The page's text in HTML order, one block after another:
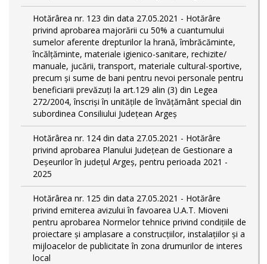
Hotărârea nr. 123 din data 27.05.2021 - Hotărâre
privind aprobarea majorării cu 50% a cuantumului
sumelor aferente drepturilor la hrană, îmbrăcăminte,
încălțăminte, materiale igienico-sanitare, rechizite/
manuale, jucării, transport, materiale cultural-sportive,
precum și sume de bani pentru nevoi personale pentru
beneficiarii prevăzuți la art.129 alin (3) din Legea
272/2004, înscriși în unitățile de învățământ special din
subordinea Consiliului Județean Argeș
Hotărârea nr. 124 din data 27.05.2021 - Hotărâre
privind aprobarea Planului Județean de Gestionare a
Deșeurilor în județul Argeș, pentru perioada 2021 -
2025
Hotărârea nr. 125 din data 27.05.2021 - Hotărâre
privind emiterea avizului în favoarea U.A.T. Mioveni
pentru aprobarea Normelor tehnice privind condiţiile de
proiectare şi amplasare a construcţiilor, instalaţiilor şi a
mijloacelor de publicitate în zona drumurilor de interes
local